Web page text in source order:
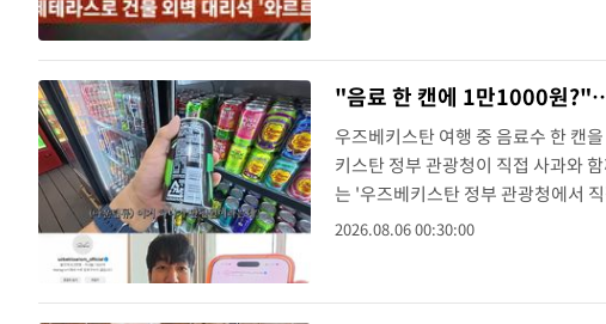
"음료 한 캔에 1만1000원
우즈베키스탄 여행 중 음료수 한 캔
키스탄 정부 관광청이 직접 사과와
는 '우즈베키스탄 정부 관광청에서
가는 "우즈베키스탄을 떠난 뒤 여행
2026.08.06 00:30:00